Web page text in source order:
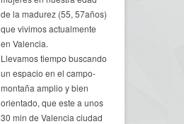
de la madurez (55, 57años)
que vivimos actualmente
en Valencia.
Llevamos tiempo buscando
un espacio en el campo-
montaña amplio y bien
orientado, que este a unos
30 min de Valencia ciudad